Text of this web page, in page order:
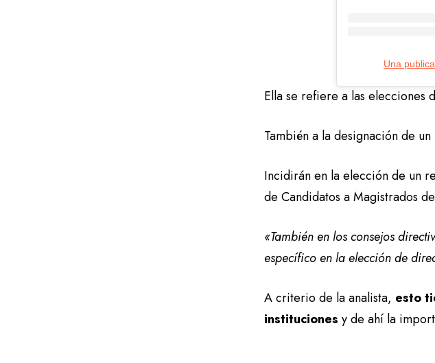
Una
Ella se refiere a las elecciones
También a la designación de
Incidirán en la elección de un
de Candidatos a Magistrados
«También en los consejos
específico en la elección de
A criterio de la analista, esto
instituciones y de ahí la